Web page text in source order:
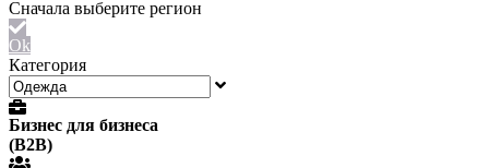
Ok
Категория
Бизнес для бизнеса
(B2B)